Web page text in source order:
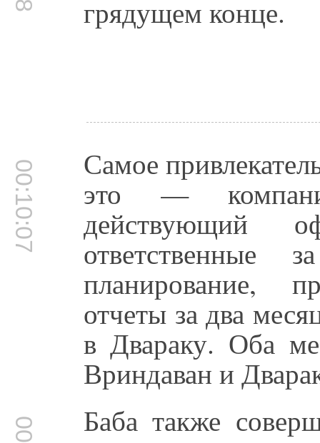
грядущем конце.
00:10:07 Самое
это —
действующий
ответственные
планирование,
отчеты за два
в Двараку. Оба
Вриндаван и
Баба также